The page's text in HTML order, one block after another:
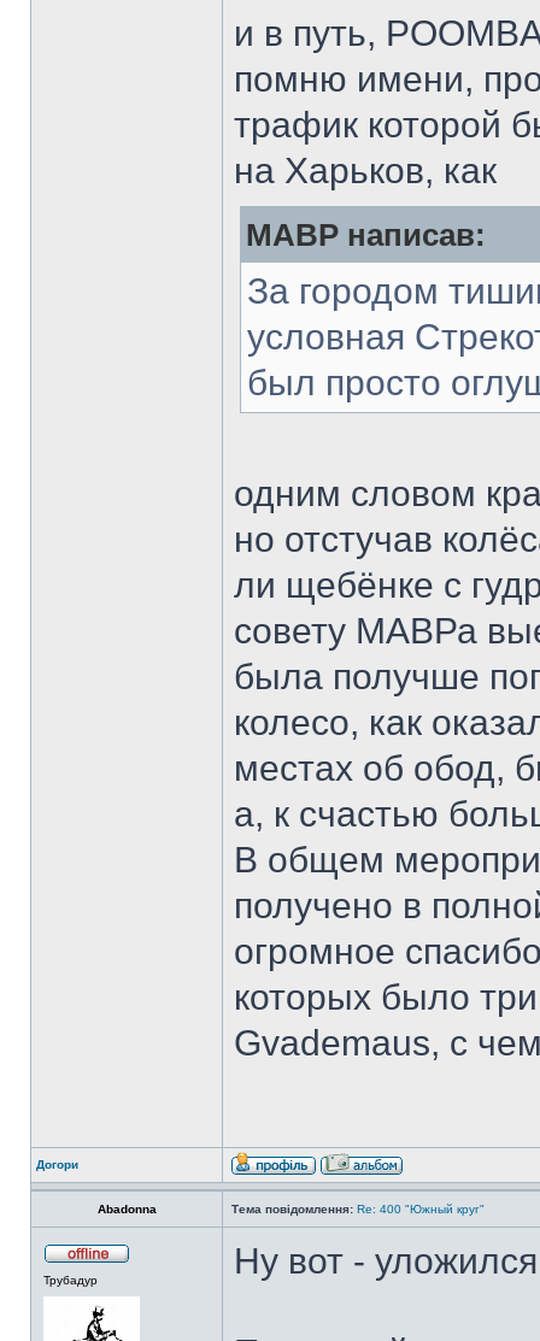
и в путь,
помню имени,
трафик которой
на Харьков, как
MABP написав:
За городом
условная
был просто
одним словом
но отстучав
ли щебёнке с
совету МАВРа
была получше
колесо, как
местах об обод,
а, к счастью
В общем
получено в
огромное
которых было
Gvademaus, с
Догори
Abadonna Тема повідомлення: Re: 400 "Южный круг"
Трубадур Ну вот -